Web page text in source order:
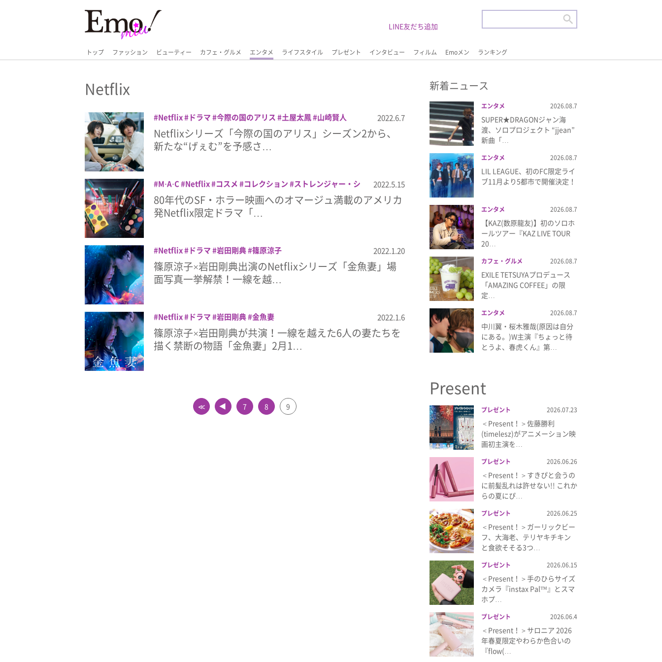
トップ ファッション ビューティー カフェ・グルメ エンタメ ライフスタイル プレゼント インタビュー フィルム Emoメン ランキング
LINE友だち追加
Netflix
Netflix ドラマ 今際の国のアリス 土屋太鳳 山崎賢人 2022.6.7
Netflixシリーズ「今際の国のアリス」シーズン2から、
新たな“げぇむ”を予感さ…
M·A·C Netflix コスメ コレクション
ストレンジャー・シ
ングス
ドラマ
2022.5.15
80年代のSF・ホラー映画へのオマージュ満載のアメリカ
発Netflix限定ドラマ「…
Netflix ドラマ 岩田剛典 篠原涼子 2022.1.20
篠原涼子×岩田剛典出演のNetflixシリーズ「金魚妻」場
面写真一挙解禁！一線を越…
Netflix ドラマ 岩田剛典 金魚妻 2022.1.6
篠原涼子×岩田剛典が共演！一線を越えた6人の妻たちを
描く禁断の物語「金魚妻」2月1…
≪ ▲ 7 8 9
新着ニュース
エンタメ 2026.08.7
SUPER★DRAGONジャン海
渡、ソロプロジェクト “jjean”
新曲「…
エンタメ 2026.08.7
LIL LEAGUE、初のFC限定ライ
ブ11月より5都市で開催決定！
エンタメ 2026.08.7
【KAZ(数原龍友)】初のソロホ
ールツアー『KAZ LIVE TOUR
20…
カフェ・グルメ 2026.08.7
EXILE TETSUYAプロデュース
「AMAZING COFFEE」の限
定…
エンタメ 2026.08.7
中川翼・桜木雅哉(原因は自分
にある。)W主演『ちょっと待
とうよ、春虎くん』第…
Present
プレゼント 2026.07.23
＜Present！＞佐藤勝利
(timelesz)がアニメーション映
画初主演を…
プレゼント 2026.06.26
＜Present！＞すきぴと会うの
に前髪乱れは許せない!! これか
らの夏にぴ…
プレゼント 2026.06.25
＜Present！＞ガーリックビー
フ、大海老、テリヤキチキン
と食欲そそる3つ…
プレゼント 2026.06.15
＜Present！＞手のひらサイズ
カメラ『instax Pal™』とスマ
ホプ…
プレゼント 2026.06.4
＜Present！＞サロニア 2026
年春夏限定やわらか色合いの
『flow(…